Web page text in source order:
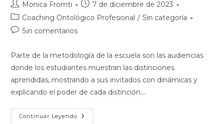
Monica Fromti
7 de diciembre de 2023
Coaching Ontológico Profesional / Sin categoría
Sin comentarios
Parte de la metodología de la escuela son las audiencias
donde los estudiantes muestran las distinciones
aprendidas, mostrando a sus invitados con dinámicas y
explicando el poder de cada distinción.…
Continuar Leyendo